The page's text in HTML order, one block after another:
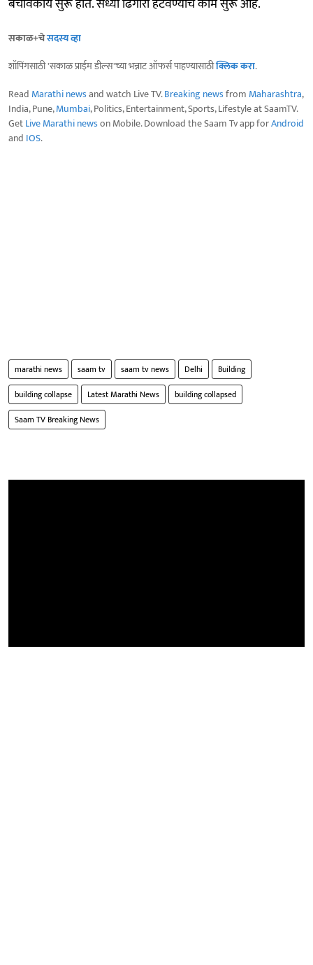
बचावकार्य सुरू होते. सध्या ढिगारा हटवण्याचे काम सुरू आहे.
सकाळ+चेसदस्य व्हा
शॉपिंगसाठी 'सकाळ प्राईम डील्स'च्या भन्नाट ऑफर्स पाहण्यासाठीक्लिक करा.
Read Marathi newsand watch Live TV.Breaking newsfrom Maharashtra,
India, Pune,Mumbai, Politics, Entertainment, Sports, Lifestyle at SaamTV.
GetLive Marathi newson Mobile. Download the Saam Tv app forAndroid
and IOS.
marathi news saam tv saam tv news Delhi
Building
building collapse
Latest Marathi News
building collapsed
Saam TV Breaking News